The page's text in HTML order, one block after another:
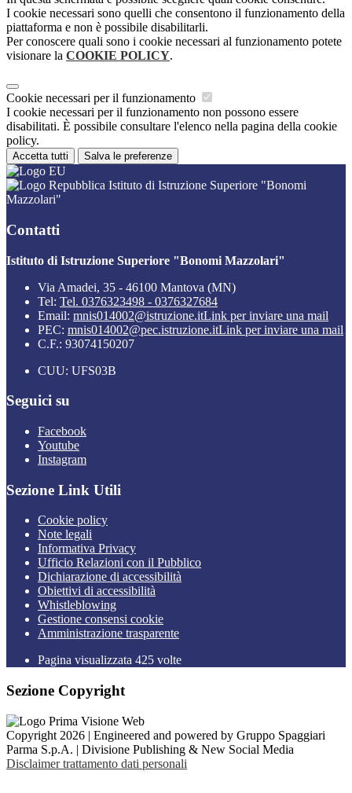
I cookie necessari sono quelli che consentono il funzionamento della
piattaforma e non è possibile disabilitarli.
Per conoscere quali sono i cookie necessari al funzionamento potete
visionare la COOKIE POLICY.
Cookie necessari per il funzionamento
I cookie necessari per il funzionamento non possono essere
disabilitati. È possibile consultare l'elenco nella pagina della cookie
policy.
Accetta tutti Salva le preferenze
Istituto di Istruzione Superiore "Bonomi
Mazzolari"
Contatti
Istituto di Istruzione Superiore "Bonomi Mazzolari"
Via Amadei, 35 - 46100 Mantova (MN)
Tel: Tel. 0376323498 - 0376327684
Email: mnis014002@istruzione.itLink per inviare una mail
PEC: mnis014002@pec.istruzione.itLink per inviare una mail
C.F.: 93074150207
CUU: UFS03B
Seguici su
Facebook
Youtube
Instagram
Sezione Link Utili
Cookie policy
Note legali
Informativa Privacy
Ufficio Relazioni con il Pubblico
Dichiarazione di accessibilità
Obiettivi di accessibilità
Whistleblowing
Gestione consensi cookie
Amministrazione trasparente
Pagina visualizzata 425 volte
Sezione Copyright
Copyright 2026 | Engineered and powered by Gruppo Spaggiari
Parma S.p.A. | Divisione Publishing & New Social Media
Disclaimer trattamento dati personali